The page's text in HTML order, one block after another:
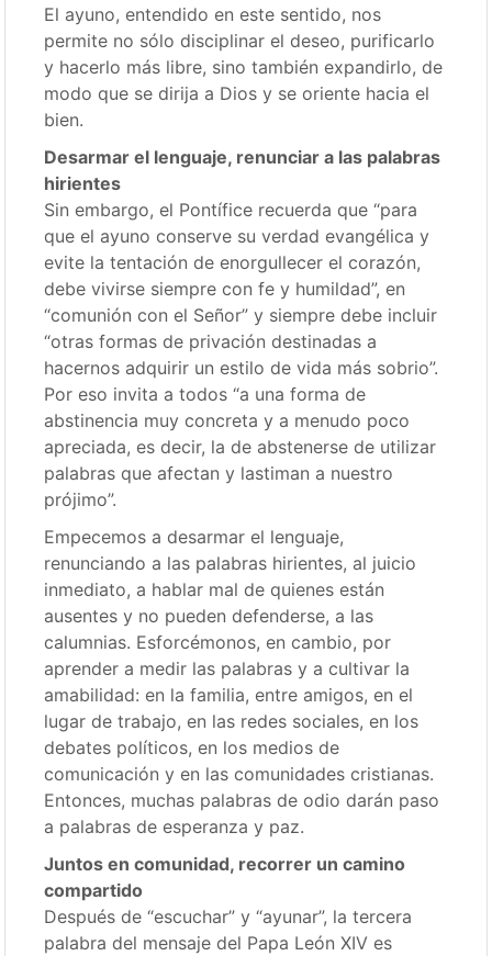
El ayuno, entendido en este sentido, nos
permite no sólo disciplinar el deseo, purificarlo
y hacerlo más libre, sino también expandirlo, de
modo que se dirija a Dios y se oriente hacia el
bien.
Desarmar el lenguaje, renunciar a las palabras
hirientes
Sin embargo, el Pontífice recuerda que “para
que el ayuno conserve su verdad evangélica y
evite la tentación de enorgullecer el corazón,
debe vivirse siempre con fe y humildad”, en
“comunión con el Señor” y siempre debe incluir
“otras formas de privación destinadas a
hacernos adquirir un estilo de vida más sobrio”.
Por eso invita a todos “a una forma de
abstinencia muy concreta y a menudo poco
apreciada, es decir, la de abstenerse de utilizar
palabras que afectan y lastiman a nuestro
prójimo”.
Empecemos a desarmar el lenguaje,
renunciando a las palabras hirientes, al juicio
inmediato, a hablar mal de quienes están
ausentes y no pueden defenderse, a las
calumnias. Esforcémonos, en cambio, por
aprender a medir las palabras y a cultivar la
amabilidad: en la familia, entre amigos, en el
lugar de trabajo, en las redes sociales, en los
debates políticos, en los medios de
comunicación y en las comunidades cristianas.
Entonces, muchas palabras de odio darán paso
a palabras de esperanza y paz.
Juntos en comunidad, recorrer un camino
compartido
Después de “escuchar” y “ayunar”, la tercera
palabra del mensaje del Papa León XIV es